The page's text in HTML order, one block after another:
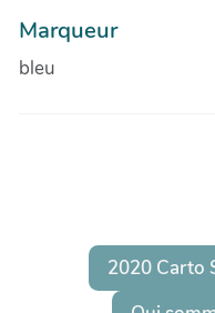
Marqueur
bleu
2020 Carto